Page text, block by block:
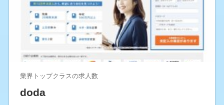
業界トップクラスの求人数
doda